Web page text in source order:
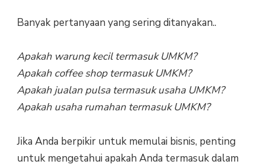
Banyak pertanyaan yang sering ditanyakan..
Apakah warung kecil termasuk UMKM?
Apakah coffee shop termasuk UMKM?
Apakah jualan pulsa termasuk usaha UMKM?
Apakah usaha rumahan termasuk UMKM?
Jika Anda berpikir untuk memulai bisnis, penting
untuk mengetahui apakah Anda termasuk dalam